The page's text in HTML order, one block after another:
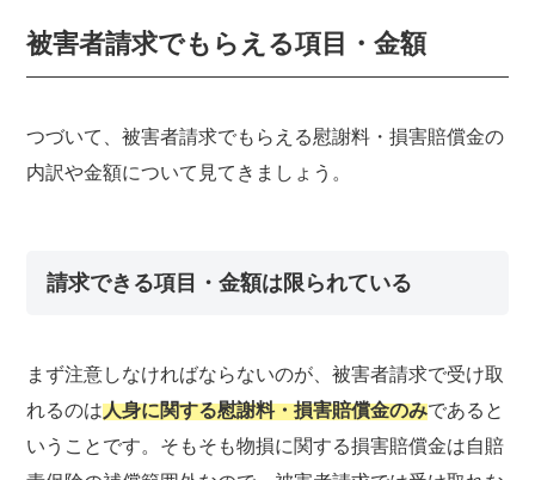
被害者請求でもらえる項目・金額
つづいて、被害者請求でもらえる慰謝料・損害賠償金の
内訳や金額について見てきましょう。
請求できる項目・金額は限られている
まず注意しなければならないのが、被害者請求で受け取
れるのは人身に関する慰謝料・損害賠償金のみであると
いうことです。そもそも物損に関する損害賠償金は自賠